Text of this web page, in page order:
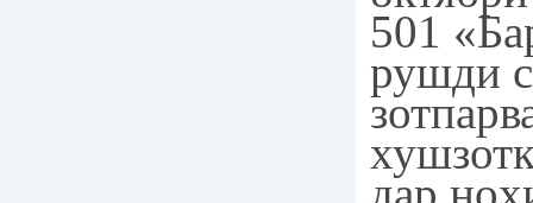
501
рушди